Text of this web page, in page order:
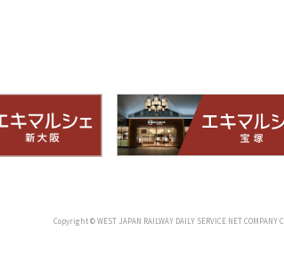
Copyright © WEST JAPAN RAILWAY DAILY SERVICE NET